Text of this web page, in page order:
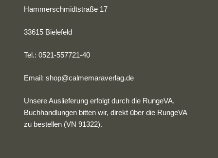
Hammerschmidtstraße 17
33615 Bielefeld
Tel.: 0521-557721-40
Email:shop@calmemaraverlag.de
Unsere Auslieferung erfolgt durch die RungeVA.
Buchhandlungen bitten wir, direkt über die RungeVA
zu bestellen (VN 91322).